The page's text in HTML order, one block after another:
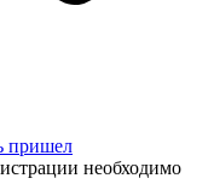
пришел
необходимо